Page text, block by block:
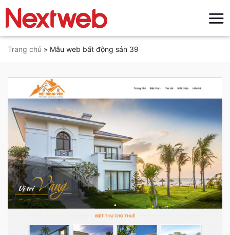
qua
nội
dung
Trang chủ » Mẫu web bất động sản 39